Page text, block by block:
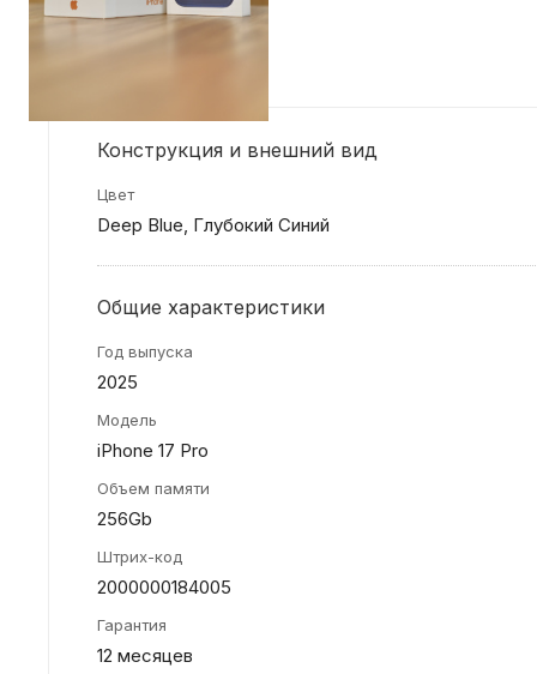
Конструкция и внешний вид
Цвет
Deep Blue, Глубокий Синий
Общие характеристики
Год выпуска
2025
Модель
iPhone 17 Pro
Объем памяти
256Gb
Штрих-код
2000000184005
Гарантия
12 месяцев